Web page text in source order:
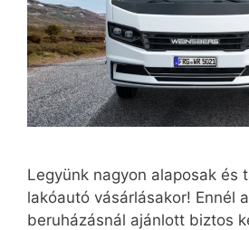
Legyünk nagyon alaposak és
lakóautó vásárlásakor! Ennél
beruházásnál ajánlott biztos